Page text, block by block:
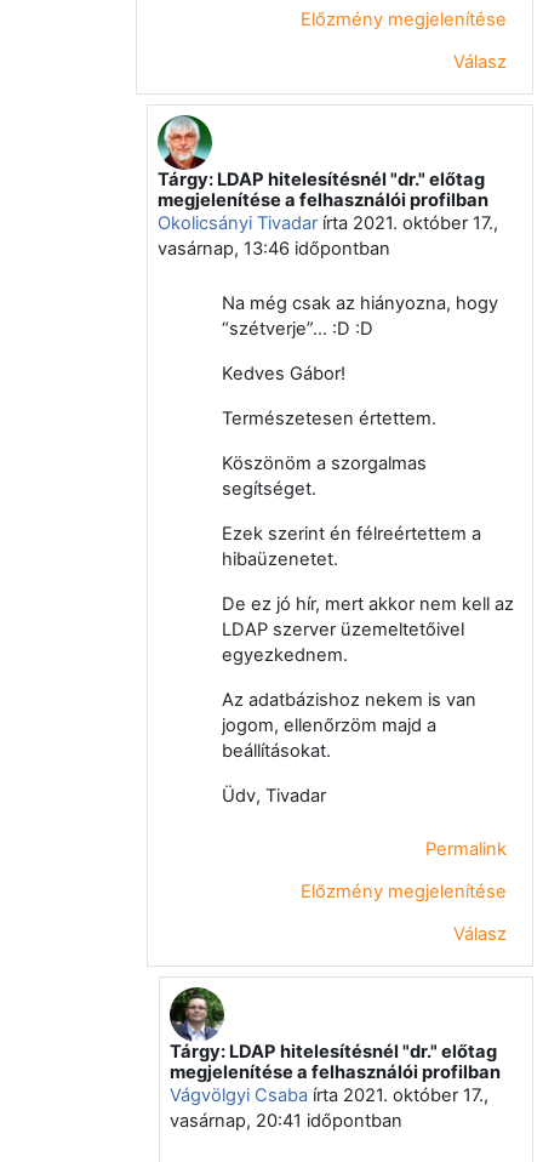
Előzmény megjelenítése
Válasz
Válasz erre: Nagy Gábor Zsolt
Tárgy: LDAP hitelesítésnél "dr." előtag
megjelenítése a felhasználói profilban
Okolicsányi Tivadar írta 2021. október 17.,
vasárnap, 13:46 időpontban
Na még csak az hiányozna, hogy
“szétverje”… :D :D
Kedves Gábor!
Természetesen értettem.
Köszönöm a szorgalmas
segítséget.
Ezek szerint én félreértettem a
hibaüzenetet.
De ez jó hír, mert akkor nem kell az
LDAP szerver üzemeltetőivel
egyezkednem.
Az adatbázishoz nekem is van
jogom, ellenőrzöm majd a
beállításokat.
Üdv, Tivadar
Permalink
Előzmény megjelenítése
Válasz
Válasz erre: Okolicsányi Tivadar
Tárgy: LDAP hitelesítésnél "dr." előtag
megjelenítése a felhasználói profilban
Vágvölgyi Csabaírta 2021. október 17.,
vasárnap, 20:41 időpontban